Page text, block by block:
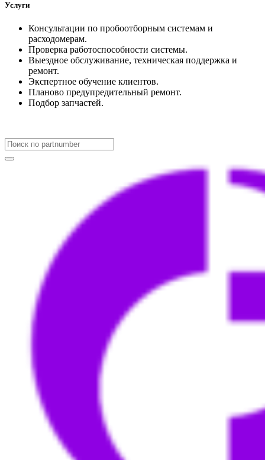
Услуги
Консультации по пробоотборным системам и
расходомерам.
Проверка работоспособности системы.
Выездное обслуживание, техническая поддержка и
ремонт.
Экспертное обучение клиентов.
Планово предупредительный ремонт.
Подбор запчастей.